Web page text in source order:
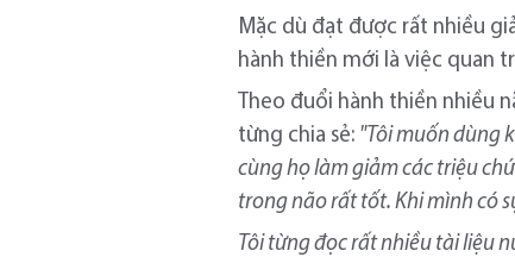
Mặc dù đạt được rất nhiều
hành thiền mới là việc quan
Theo đuổi hành thiền nhiều
từng chia sẻ: "Tôi muốn dùng
cùng họ làm giảm các triệu
trong não rất tốt. Khi mình có
Tôi từng đọc rất nhiều tài liệu